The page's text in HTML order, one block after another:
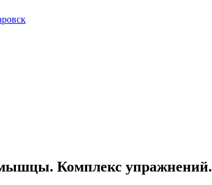
Комплекс упражнений.